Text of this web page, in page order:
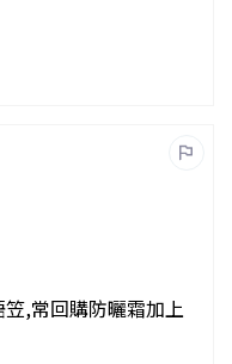
,常回購防曬霜加上